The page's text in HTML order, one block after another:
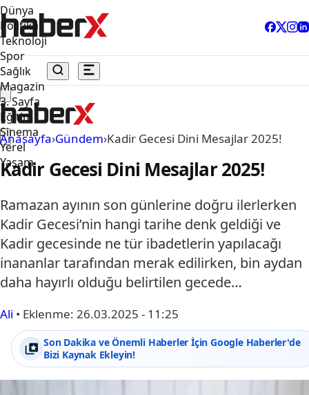
Dünya
Politika
Teknoloji
Spor
Sağlık
Magazin
3. Sayfa
Eğitim
Sinema
Yerel
Yaşam
Anasayfa›Gündem›Kadir Gecesi Dini Mesajlar 2025!
Kadir Gecesi Dini Mesajlar 2025!
Ramazan ayının son günlerine doğru ilerlerken
Kadir Gecesi’nin hangi tarihe denk geldiği ve
Kadir gecesinde ne tür ibadetlerin yapılacağı
i̇nananlar tarafından merak edilirken, bin aydan
daha hayırlı olduğu belirtilen gecede…
Ali • Eklenme: 26.03.2025 - 11:25
Son Dakika ve Önemli Haberler İçin Google Haberler'de
Bizi Kaynak Ekleyin!